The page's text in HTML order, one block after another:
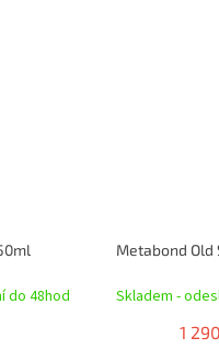
do 48hod
Metabond Old
Skladem -
1